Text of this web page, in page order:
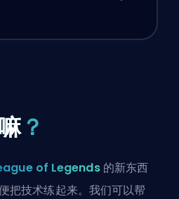
？
of Legends的新东西
把技术练起来。我们可以帮